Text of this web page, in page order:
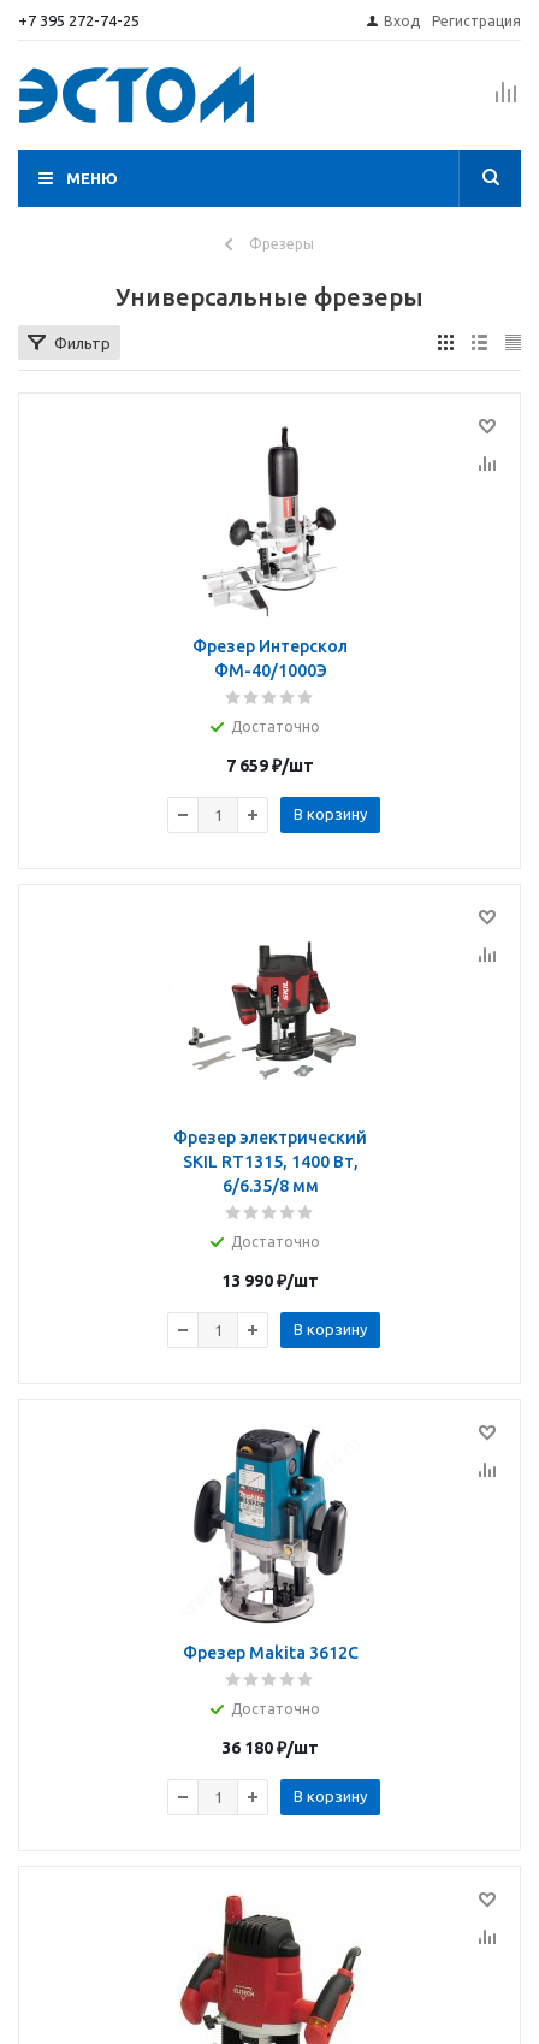
+7 395 272-74-25 Вход Регистрация
МЕНЮ
Фрезеры
Универсальные фрезеры
Фильтр
Фрезер Интерскол
ФМ-40/1000Э
Достаточно
7 659₽/шт
В корзину
Фрезер электрический
SKIL RT1315, 1400 Вт,
6/6.35/8 мм
Достаточно
13 990₽/шт
В корзину
Фрезер Makita 3612C
Достаточно
36 180₽/шт
В корзину